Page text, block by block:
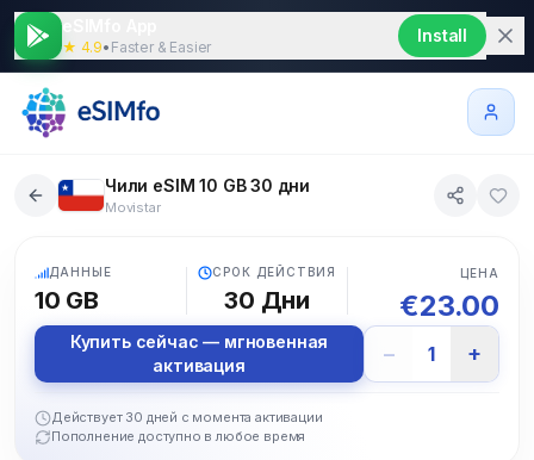
★ 4.9• Faster & Easier
Install
Чили eSIM 10 GB 30 дни
Movistar
ДАННЫЕ
10 GB
СРОК ДЕЙСТВИЯ
30 Дни
ЦЕНА
€23.00
Купить сейчас — мгновенная
активация
− 1 +
Действует 30 дней с момента активации
Пополнение доступно в любое время